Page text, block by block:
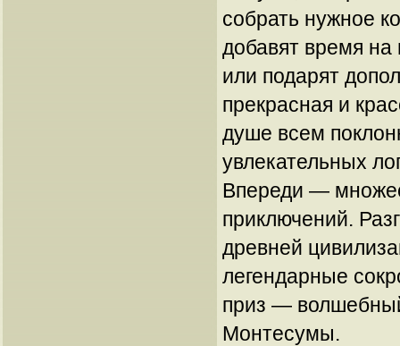
собрать нужное
добавят время
или подарят
прекрасная и
душе всем
увлекательных
Впереди —
приключений.
древней
легендарные
приз —
Монтесумы.